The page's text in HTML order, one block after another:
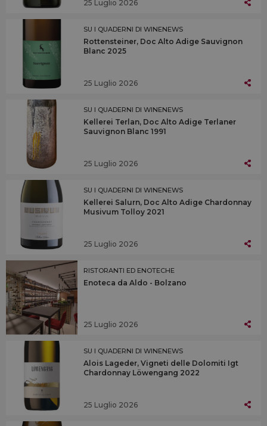
25 Luglio 2026
SU I QUADERNI DI WINENEWS
Rottensteiner, Doc Alto Adige Sauvignon
Blanc 2025
25 Luglio 2026
SU I QUADERNI DI WINENEWS
Kellerei Terlan, Doc Alto Adige Terlaner
Sauvignon Blanc 1991
25 Luglio 2026
SU I QUADERNI DI WINENEWS
Kellerei Salurn, Doc Alto Adige Chardonnay
Musivum Tolloy 2021
25 Luglio 2026
RISTORANTI ED ENOTECHE
Enoteca da Aldo - Bolzano
25 Luglio 2026
SU I QUADERNI DI WINENEWS
Alois Lageder, Vigneti delle Dolomiti Igt
Chardonnay Löwengang 2022
25 Luglio 2026